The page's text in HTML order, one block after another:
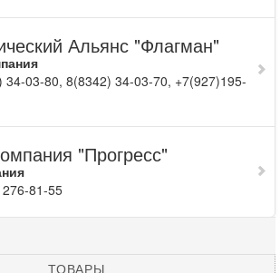
Альянс "Флагман"
03-80, 8(8342) 34-03-70, +7(927)195-
"Прогресс"
81-55
ТОВАРЫ